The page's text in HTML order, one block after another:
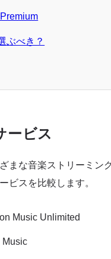
ぶべき？
ービス
まな音楽ストリーミン
ビスを比較します。
Music Unlimited
Music